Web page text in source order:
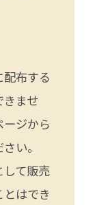
配布する
きませ
ジから
い。
して販売
はでき